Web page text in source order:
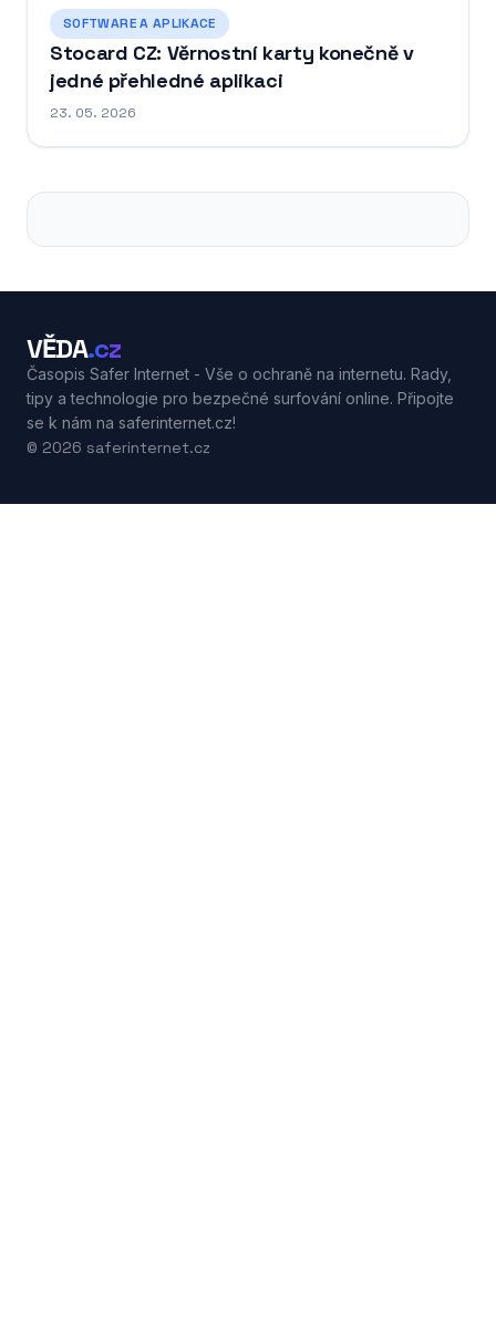
SOFTWARE A APLIKACE
Stocard CZ: Věrnostní karty konečně v
jedné přehledné aplikaci
23. 05. 2026
VĚDA.cz
Časopis Safer Internet - Vše o ochraně na internetu. Rady,
tipy a technologie pro bezpečné surfování online. Připojte
se k nám na saferinternet.cz!
© 2026 saferinternet.cz